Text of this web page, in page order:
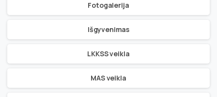
Fotogalerija
Išgyvenimas
LKKSS veikla
MAS veikla